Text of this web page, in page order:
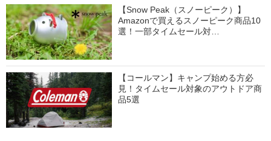
【Snow Peak（スノーピーク）】
Amazonで買えるスノーピーク商品10
選！一部タイムセール対…
【コールマン】キャンプ始める方必
見！タイムセール対象のアウトドア商
品5選